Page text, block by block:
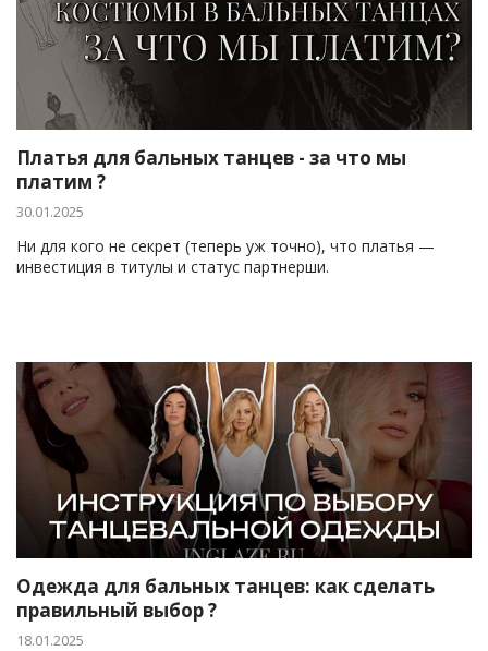
Платья для бальных танцев - за что мы
платим ?
30.01.2025
Ни для кого не секрет (теперь уж точно), что платья —
инвестиция в титулы и статус партнерши.
Одежда для бальных танцев: как сделать
правильный выбор ?
18.01.2025